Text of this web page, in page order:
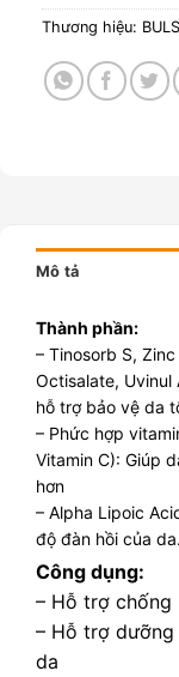
Thương hiệu:
Mô tả
Thành phần:
– Tinosorb S,
Octisalate, Uvinul
hỗ trợ bảo vệ da
– Phức hợp
Vitamin C): Giúp
hơn
– Alpha Lipoic
độ đàn hồi của da.
Công dụng:
– Hỗ trợ chống
– Hỗ trợ dưỡng
da